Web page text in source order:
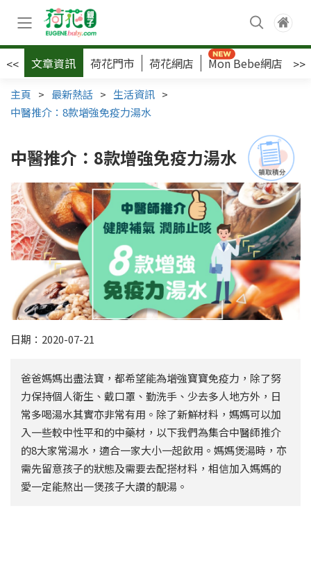
<< 文章資訊 荷花門市 荷花網店 Mon Bebe網店 >>
主頁 > 最新熱話 > 生活資訊 >
中醫推介：8款增強免疫力湯水
中醫推介：8款增強免疫力湯水
日期：2020-07-21
爸爸媽媽出盡法寶，都希望能為增強寶寶免疫力，除了努
力保持個人衛生、戴口罩、勤洗手、少去多人地方外，日
常多喝湯水其實亦非常有用。除了新鮮材料，媽媽可以加
入一些較中性平和的中藥材，以下我們為集合中醫師推介
的8大家常湯水，適合一家大小一起飲用。媽媽煲湯時，亦
需先留意孩子的狀態及需要去配搭材料，相信加入媽媽的
愛一定能熬出一煲孩子大讚的靚湯。